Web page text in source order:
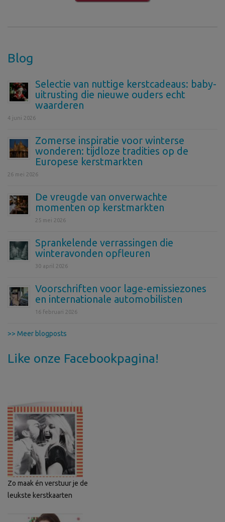
Blog
Selectie van nuttige kerstcadeaus: baby-
uitrusting die nieuwe ouders echt
waarderen
4 juni 2026
Zomerse inspiratie voor winterse
wonderen: tijdloze tradities op de
Europese kerstmarkten
26 mei 2026
De vreugde van onverwachte
momenten op kerstmarkten
25 mei 2026
Sprankelende verrassingen die
winteravonden opfleuren
30 april 2026
Voorschriften voor lage-emissiezones
en internationale automobilisten
16 februari 2026
>> Meer blogposts
Like onze Facebookpagina!
Zo maak én verstuur je de
leukste kerstkaarten